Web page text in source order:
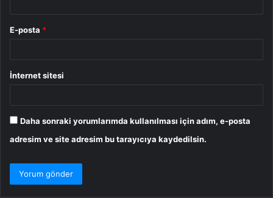
E-posta *
İnternet sitesi
Daha sonraki yorumlarımda kullanılması için adım, e-posta
adresim ve site adresim bu tarayıcıya kaydedilsin.